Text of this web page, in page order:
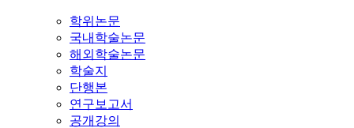
학위논문
국내학술논문
해외학술논문
학술지
단행본
연구보고서
공개강의